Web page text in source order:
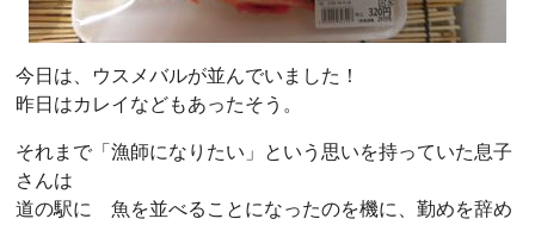
今日は、ウスメバルが並んでいました！
昨日はカレイなどもあったそう。
それまで「漁師になりたい」という思いを持っていた息子
さんは
道の駅に 魚を並べることになったのを機に、勤めを辞め